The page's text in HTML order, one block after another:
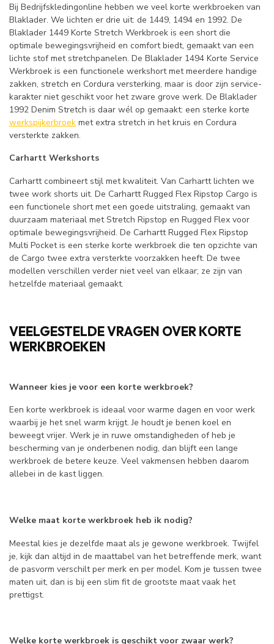
Bij Bedrijfskledingonline hebben we veel korte werkbroeken van
Blaklader. We lichten er drie uit: de 1449, 1494 en 1992. De
Blaklader 1449 Korte Stretch Werkbroek is een short die
optimale bewegingsvrijheid en comfort biedt, gemaakt van een
lichte stof met stretchpanelen. De Blaklader 1494 Korte Service
Werkbroek is een functionele werkshort met meerdere handige
zakken, stretch en Cordura versterking, maar is door zijn service-
karakter niet geschikt voor het zware grove werk. De Blaklader
1992 Denim Stretch is daar wél op gemaakt: een sterke korte
werkspijkerbroek met extra stretch in het kruis en Cordura
versterkte zakken.
Carhartt Werkshorts
Carhartt combineert stijl met kwaliteit. Van Carhartt lichten we
twee work shorts uit. De Carhartt Rugged Flex Ripstop Cargo is
een functionele short met een goede uitstraling, gemaakt van
duurzaam materiaal met Stretch Ripstop en Rugged Flex voor
optimale bewegingsvrijheid. De Carhartt Rugged Flex Ripstop
Multi Pocket is een sterke korte werkbroek die ten opzichte van
de Cargo twee extra versterkte voorzakken heeft. De twee
modellen verschillen verder niet veel van elkaar; ze zijn van
hetzelfde materiaal gemaakt.
VEELGESTELDE VRAGEN OVER KORTE
WERKBROEKEN
Wanneer kies je voor een korte werkbroek?
Een korte werkbroek is ideaal voor warme dagen en voor werk
waarbij je het snel warm krijgt. Je houdt je benen koel en
beweegt vrijer. Werk je in ruwe omstandigheden of heb je
bescherming van je onderbenen nodig, dan blijft een lange
werkbroek de betere keuze. Veel vakmensen hebben daarom
allebei in de kast liggen.
Welke maat korte werkbroek heb ik nodig?
Meestal kies je dezelfde maat als je gewone werkbroek. Twijfel
je, kijk dan altijd in de maattabel van het betreffende merk, want
de pasvorm verschilt per merk en per model. Kom je tussen twee
maten uit, dan is bij een slim fit de grootste maat vaak het
prettigst.
Welke korte werkbroek is geschikt voor zwaar werk?